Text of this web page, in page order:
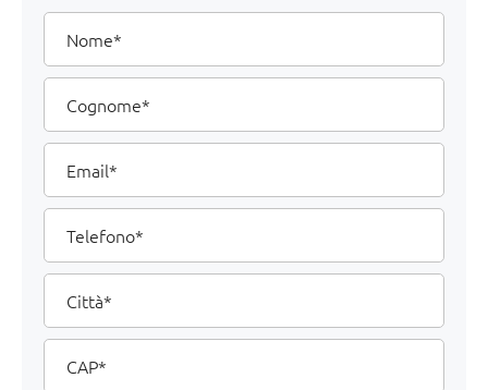
I
tuoi
dati
Nome
Cognome
Email
Telefono
Città
CAP